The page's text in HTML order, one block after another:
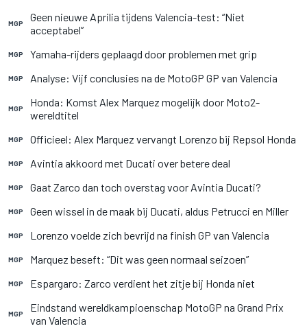
MGP
Geen nieuwe Aprilia tijdens Valencia-test: “Niet
acceptabel”
MGP Yamaha-rijders geplaagd door problemen met grip
MGP Analyse: Vijf conclusies na de MotoGP GP van Valencia
MGP
Honda: Komst Alex Marquez mogelijk door Moto2-
wereldtitel
MGP Officieel: Alex Marquez vervangt Lorenzo bij Repsol Honda
MGP Avintia akkoord met Ducati over betere deal
MGP Gaat Zarco dan toch overstag voor Avintia Ducati?
MGP Geen wissel in de maak bij Ducati, aldus Petrucci en Miller
MGP Lorenzo voelde zich bevrijd na finish GP van Valencia
MGP Marquez beseft: “Dit was geen normaal seizoen”
MGP Espargaro: Zarco verdient het zitje bij Honda niet
MGP
Eindstand wereldkampioenschap MotoGP na Grand Prix
van Valencia